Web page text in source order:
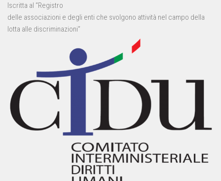
Iscritta al “Registro
delle associazioni e degli enti che svolgono attività nel campo della
lotta alle discriminazioni”